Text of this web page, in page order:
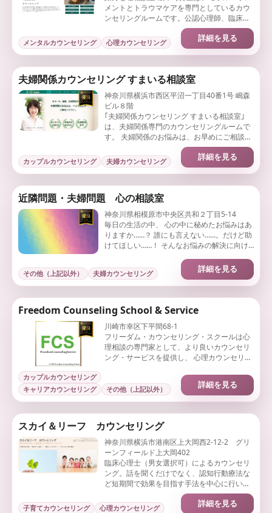
メントとトラウマケアを専門としているカウ
ンセリングルームです。公認心理師、臨床心
理士がEMDRを中心としたトラウマセラピー
を対面とオンラインで提供しています。
メンタルカウンセリング 心理カウンセリング 詳細を見る
夫婦関係カウンセリング すまいる相談室
神奈川県横浜市西区平沼一丁目40番1号 嶋森
ビル８階
｢夫婦関係カウンセリング すまいる相談室｣
は、夫婦関係専門のカウンセリングルームで
す。 夫婦関係のお悩みは、お早めにご相談下
カップルカウンセリング 夫婦カウンセリング 詳細を見る
近隣問題・夫婦問題 心の相談室
神奈川県相模原市中央区共和２丁目5-14
毎日の生活の中、 心の中に秘めたお悩みはあ
りますか……？ 誰にも言えない……。だけど助
けてほしい……！ そんなお悩みの解決に向け
室がここにあります
その他（上記以外） 夫婦カウンセリング 詳細を見る
Freedom Counseling School & Service
川崎市幸区下平間68-1
フリーダム・カウンセリング・スクールは心
理相談の専門家として、より良いカウンセリ
ング・サービスを提供し、 心理カウンセリン
カップルカウンセリング
キャリアカウンセリング
その他（上記以外） 詳細を見る
スカイ＆リーフ カウンセリング
神奈川県横浜市港南区上大岡西2-12-2 グリ
ーンフィールド上大岡402
臨床心理士（男女選択可）によるカウンセリ
ング。話を聞くだけでなく、認知行動療法な
ど短期間で効果を目指す手法を中心に行いま
す。アダルトチルドレン、夫婦問題、自己肯
定感、HSPなどに対応。
子育てカウンセリング 心理カウンセリング 詳細を見る